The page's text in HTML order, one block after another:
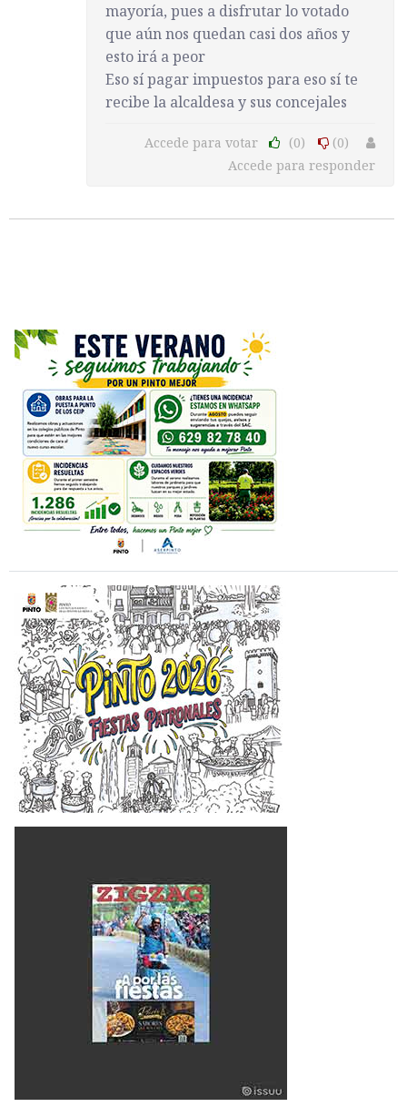
mayoría, pues a disfrutar lo votado
que aún nos quedan casi dos años y
esto irá a peor
Eso sí pagar impuestos para eso sí te
recibe la alcaldesa y sus concejales
Accede para votar (0)
(0)
Accede para responder